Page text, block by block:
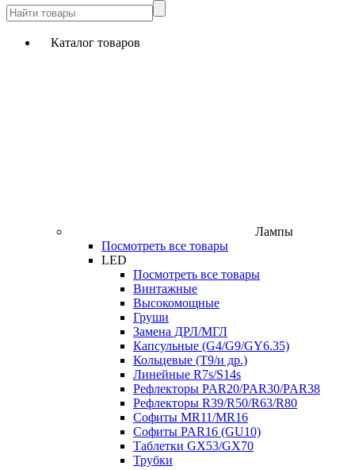
Каталог товаров
Лампы
Посмотреть все товары
LED
Посмотреть все товары
Винтажные
Высокомощные
Груши
Замена ДРЛ/МГЛ
Капсульные (G4/G9/GY6.35)
Кольцевые (T9/и др.)
Линейные R7s/S14s
Рефлекторы PAR20/PAR30/PAR38
Рефлекторы R39/R50/R63/R80
Софиты MR11/MR16
Софиты PAR16 (GU10)
Таблетки GX53/GX70
Трубки